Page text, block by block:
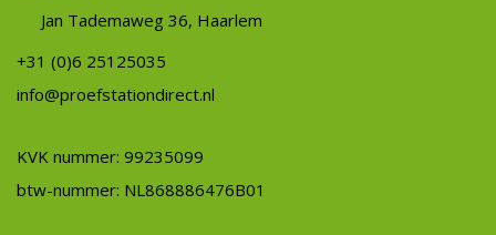
Jan Tademaweg 36, Haarlem
+31 (0)6 25125035
info@proefstationdirect.nl
KVK nummer: 99235099
btw-nummer: NL868886476B01